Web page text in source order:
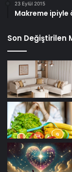
23 Eylül 2015
Makreme ipiyle
Son Değiştirilen